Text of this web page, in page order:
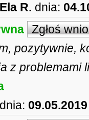
Ela R. dnia:
Zgłoś
pozytywnie,
z problemami
dnia: